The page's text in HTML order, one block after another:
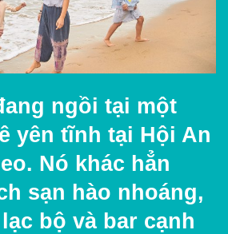
ngồi tại một
yên tĩnh tại Hội An
Nó khác hẳn
sạn hào nhoáng,
bộ và bar cạnh